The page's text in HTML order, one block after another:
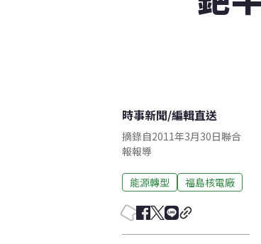
時事新聞/編輯直送
摘錄自2011年3月30日聯合
報報導
能源轉型 福島核電廠